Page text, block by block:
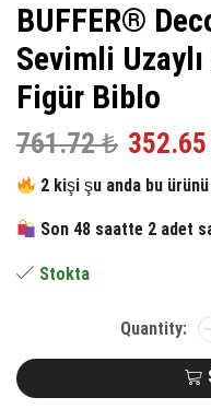
BUFFER®
Sevimli
Figür Biblo
761.72₺ Orijinal
fiyat:
761.72
352.65
2 kişi şu anda bu
Son 48 saatte 2 adet
Stokta